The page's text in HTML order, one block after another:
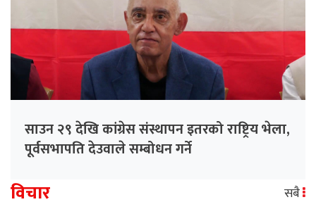
साउन २९ देखि कांग्रेस संस्थापन इतरको राष्ट्रिय भेला,
पूर्वसभापति देउवाले सम्बोधन गर्ने
विचार सबै